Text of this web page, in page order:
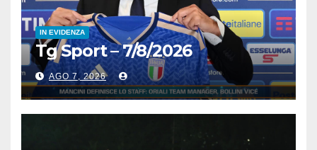
IN EVIDENZA
Tg Sport – 7/8/2026
AGO 7, 2026